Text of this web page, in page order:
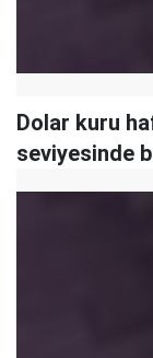
Dolar kuru
seviyesinde